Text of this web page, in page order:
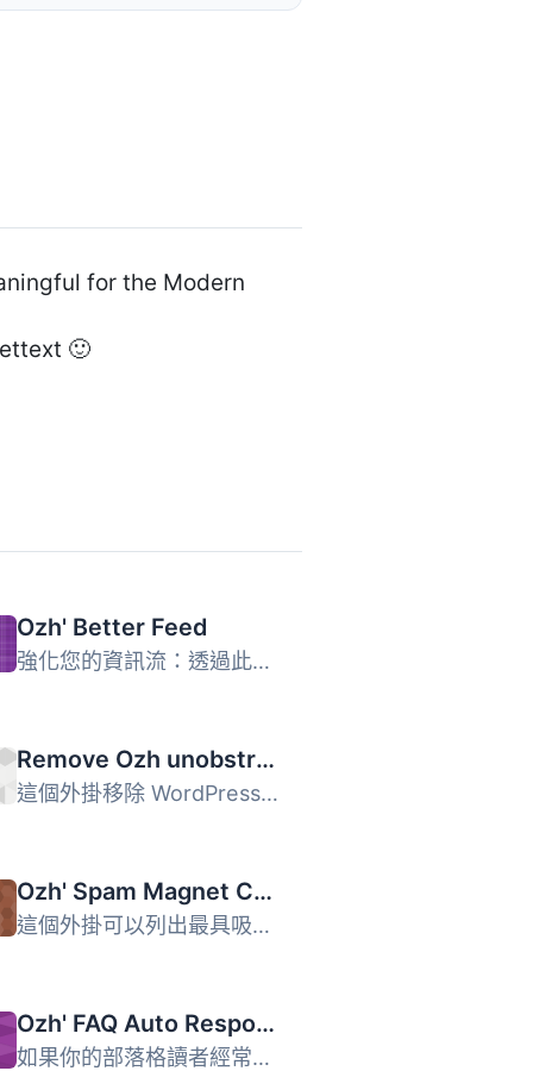
for the Modern
🙂
Ozh' Better Feed
強化您的資訊流：透過此外掛，您可以將一個自訂頁尾加入 RSS ...
Remove Ozh unobstrusive credits in footer
這個外掛移除 WordPress 後台 (admin) 中「Ozh Admin Drop Do...
Ozh' Spam Magnet Checker
這個外掛可以列出最具吸引垃圾郵件者的文章。 它將幫助您確定...
Ozh' FAQ Auto Responder
如果你的部落格讀者經常問相同的問題，試試使用 Auto Respond...